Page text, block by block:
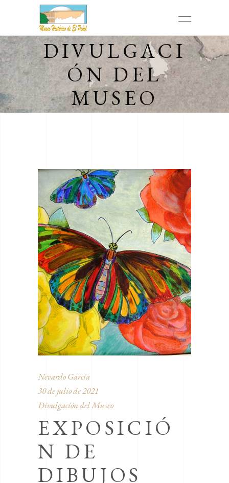
DIVULGACI
ÓN DEL
MUSEO
Nevardo García
30 de julio de 2021
Divulgación del Museo
EXPOSICIÓ
N DE
DIBUJOS